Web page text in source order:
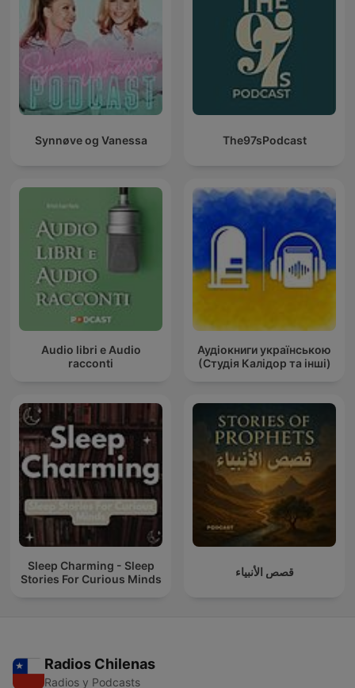
Synnøve og Vanessa The97sPodcast
Audio libri e Audio
racconti
Аудіокниги українською
(Студія Калідор та інші)
Sleep Charming - Sleep
Stories For Curious Minds
قصص الأنبياء
Radios Chilenas
Radios y Podcasts